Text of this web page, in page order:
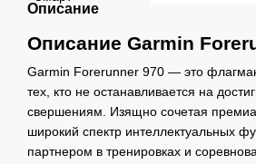
Описание
Описание Garmin
Garmin Forerunner 970 — это
тех, кто не останавливается на
свершениям. Изящно сочетая
широкий спектр интеллектуальных
партнером в тренировках и